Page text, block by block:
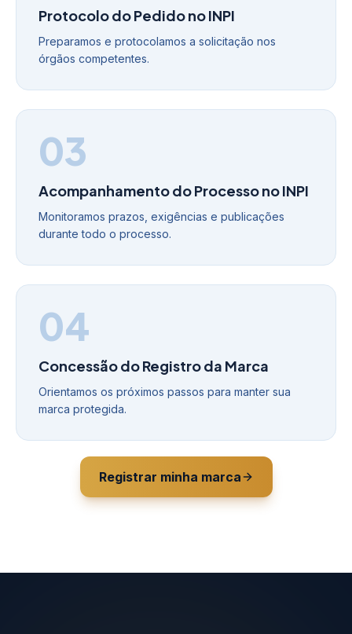
Protocolo do Pedido no INPI
Preparamos e protocolamos a solicitação nos
órgãos competentes.
03
Acompanhamento do Processo no INPI
Monitoramos prazos, exigências e publicações
durante todo o processo.
04
Concessão do Registro da Marca
Orientamos os próximos passos para manter sua
marca protegida.
Registrar minha marca